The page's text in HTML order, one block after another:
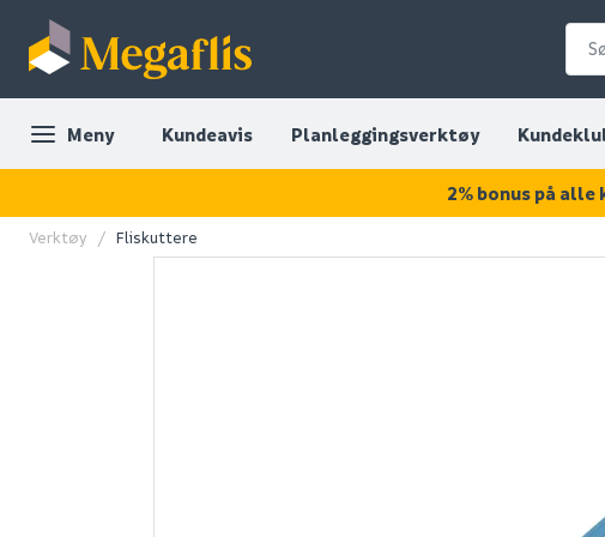
Meny Kundeavis Planleggingsverktøy
Verktøy Fliskuttere
2% bonus på